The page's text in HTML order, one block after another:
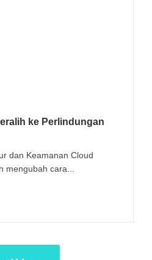
ke Perlindungan
dan Keamanan Cloud
mengubah cara...